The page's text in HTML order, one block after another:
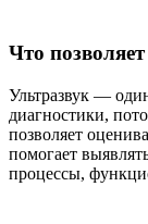
Что
Ультразвук —
диагностики,
позволяет
помогает
процессы,